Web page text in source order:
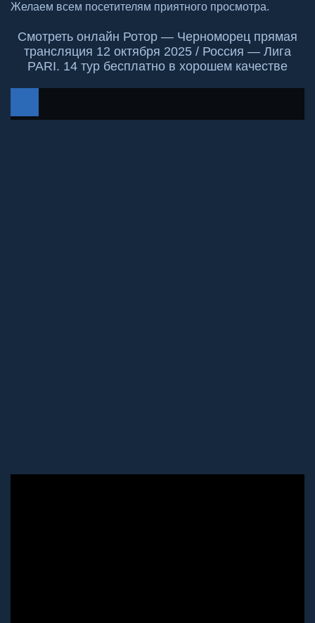
Желаем всем посетителям приятного просмотра.
Смотреть онлайн Ротор — Черноморец прямая
трансляция 12 октября 2025 / Россия — Лига
PARI. 14 тур бесплатно в хорошем качестве